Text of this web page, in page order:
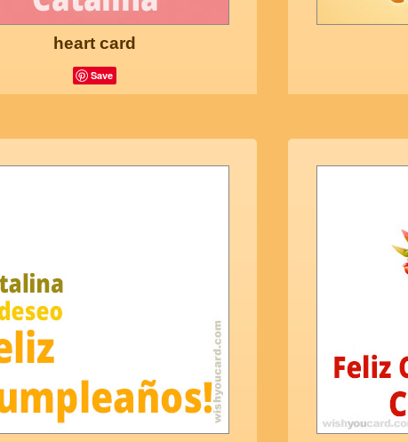
heart card
Save